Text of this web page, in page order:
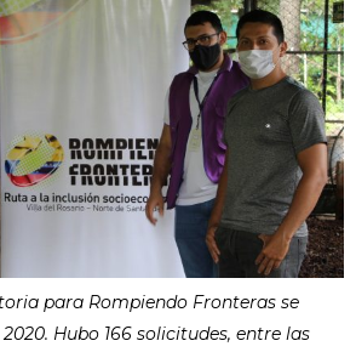
para Rompiendo Fronteras se
Hubo 166 solicitudes, entre las